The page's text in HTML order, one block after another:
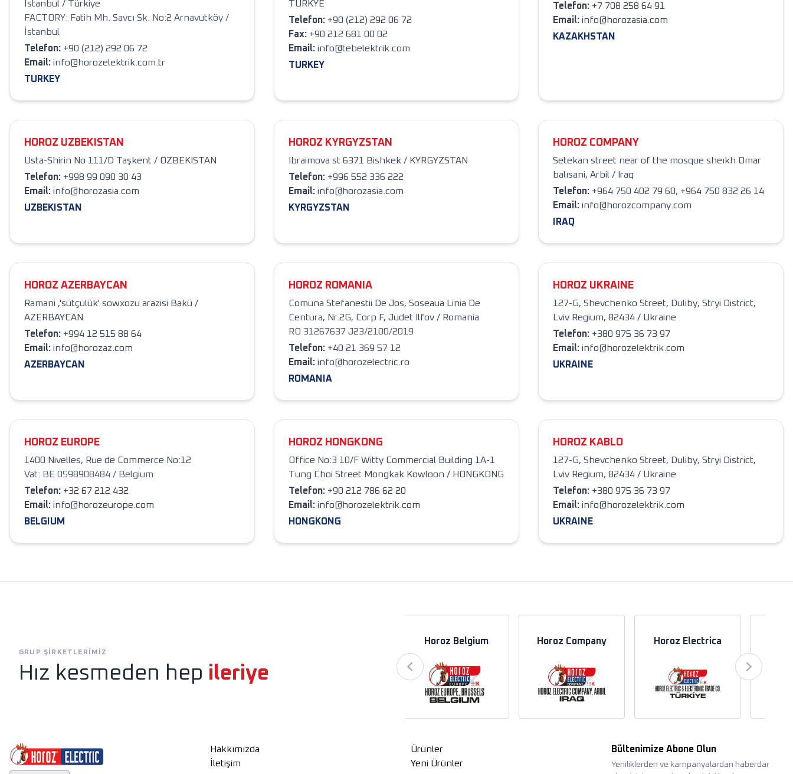
İstanbul / Türkiye
FACTORY: Fatih Mh. Savcı Sk. No:2 Arnavutköy /
İstanbul
Telefon: +90 (212) 292 06 72
Email: info@horozelektrik.com.tr
TURKEY
TURKYE
Telefon: +90 (212) 292 06 72
Fax: +90 212 681 00 02
Email: info@tebelektrik.com
TURKEY
Telefon: +7 708 258 64 91
Email: info@horozasia.com
KAZAKHSTAN
HOROZ UZBEKISTAN
Usta-Shirin No 111/D Taşkent / ÖZBEKISTAN
Telefon: +998 99 090 30 43
Email: info@horozasia.com
UZBEKISTAN
HOROZ KYRGYZSTAN
Ibraimova st 6371 Bishkek / KYRGYZSTAN
Telefon: +996 552 336 222
Email: info@horozasia.com
KYRGYZSTAN
HOROZ COMPANY
Setekan street near of the mosque sheıkh Omar
balısani, Arbil / Iraq
Telefon: +964 750 402 79 60, +964 750 832 26 14
Email: info@horozcompany.com
IRAQ
HOROZ AZERBAYCAN
Ramani ,'sütçülük' sowxozu arazisi Bakü /
AZERBAYCAN
Telefon: +994 12 515 88 64
Email: info@horozaz.com
AZERBAYCAN
HOROZ ROMANIA
Comuna Stefanestii De Jos, Soseaua Linia De
Centura, Nr.2G, Corp F, Judet Ilfov / Romania
RO 31267637 J23/2100/2019
Telefon: +40 21 369 57 12
Email: info@horozelectric.ro
ROMANIA
HOROZ UKRAINE
127-G, Shevchenko Street, Duliby, Stryi District,
Lviv Regium, 82434 / Ukraine
Telefon: +380 975 36 73 97
Email: info@horozelektrik.com
UKRAINE
HOROZ EUROPE
1400 Nivelles, Rue de Commerce No:12
Vat: BE 0598908484 / Belgium
Telefon: +32 67 212 432
Email: info@horozeurope.com
BELGIUM
HOROZ HONGKONG
Office No:3 10/F Witty Commercial Building 1A-1
Tung Choi Street Mongkak Kowloon / HONGKONG
Telefon: +90 212 786 62 20
Email: info@horozelektrik.com
HONGKONG
HOROZ KABLO
127-G, Shevchenko Street, Duliby, Stryi District,
Lviv Regium, 82434 / Ukraine
Telefon: +380 975 36 73 97
Email: info@horozelektrik.com
UKRAINE
GRUP ŞIRKETLERIMIZ
Hız kesmeden hep ileriye
Horoz Belgium Horoz Company Horoz Electrica
Hakkımızda
İletişim
Ürünler
Yeni Ürünler
Bültenimize Abone Olun
Yeniliklerden ve kampanyalardan haberdar